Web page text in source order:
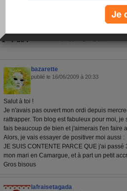
1 - 7 de 7 « ‹ Préc. 1 Suiv. › »
bazarette
publié le 16/06/2009 à 20:33
Salut à toi !
Je n'avais pas ouvert mon ordi depuis
rattrapper. Ton blog est fabuleux pour moi,
fais beaucoup de bien et j'aimerais t'en faire
Alors, je vais essayer de positiver moi aussi :
JE SUIS CONTENTE PARCE QUE j'ai
mon mari en Camargue, et à part un petit
Gros bisous
lafraisetagada
Je